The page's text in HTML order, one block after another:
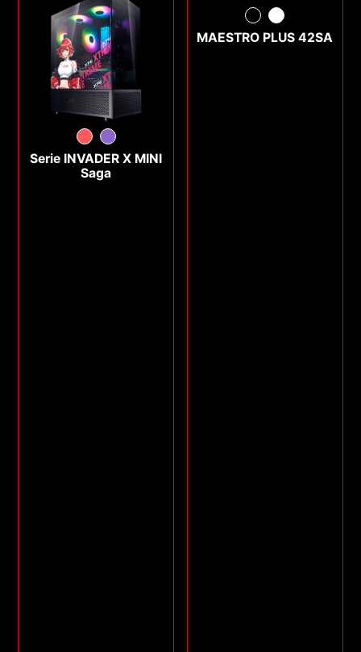
Serie INVADER X MINI
Saga
MAESTRO PLUS 42SA